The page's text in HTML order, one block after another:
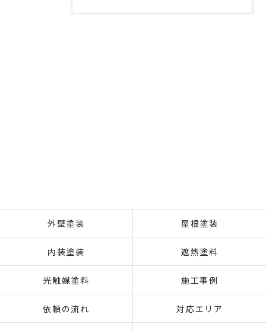
外壁塗装 屋根塗装
内装塗装 遮熱塗料
光触媒塗料 施工事例
依頼の流れ 対応エリア